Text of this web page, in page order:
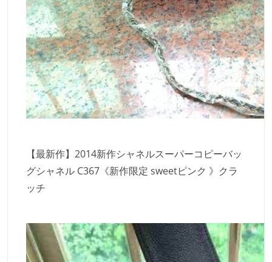
【最新作】2014新作シャネルスーパーコピーバッ
グシャネル C367《新作限定 sweetピンク 》クラ
ッチ